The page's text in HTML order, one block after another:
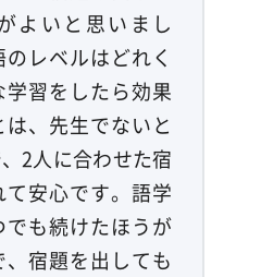
よいと思いまし
レベルはどれく
学習をしたら効果
、先生でないと
2人に合わせた宿
安心です。語学
でも続けたほうが
宿題を出しても